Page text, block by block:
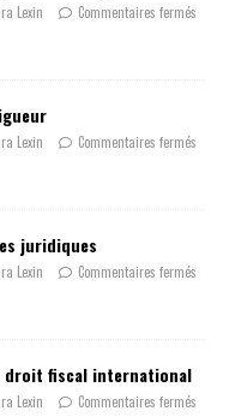
Lexin Commentaires fermés
Lexin Commentaires fermés
juridiques
Lexin Commentaires fermés
droit fiscal international
Lexin Commentaires fermés